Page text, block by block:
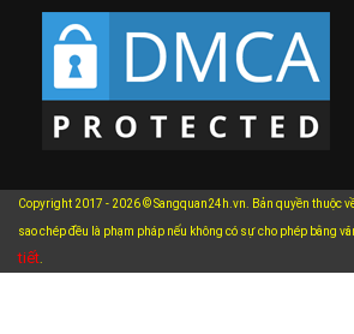
Copyright 2017 - 2026 © Sangquan24h.vn. Bản quyền thuộc
sao chép đều là phạm pháp nếu không có sự cho phép bằng
tiết